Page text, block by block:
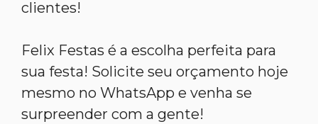
clientes!
Felix Festas é a escolha perfeita para
sua festa! Solicite seu orçamento hoje
mesmo no WhatsApp e venha se
surpreender com a gente!